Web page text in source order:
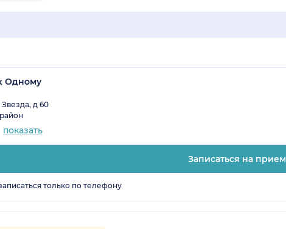
Одному
д 60
показать
Записаться на прием
только по телефону